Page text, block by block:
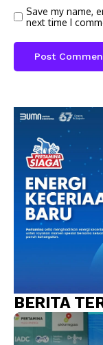
Save my name,
next time I
BERITA